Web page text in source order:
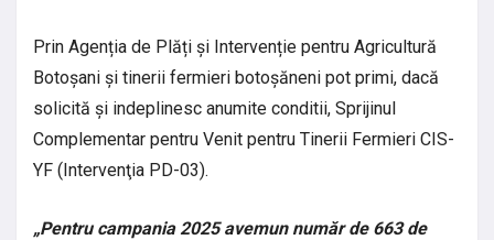
Prin Agenția de Plăți și Intervenție pentru Agricultură
Botoșani și tinerii fermieri botoșăneni pot primi, dacă
solicită și indeplinesc anumite conditii, Sprijinul
Complementar pentru Venit pentru Tinerii Fermieri CIS-
YF (Intervenţia PD-03).
„Pentru campania 2025 avemun număr de 663 de